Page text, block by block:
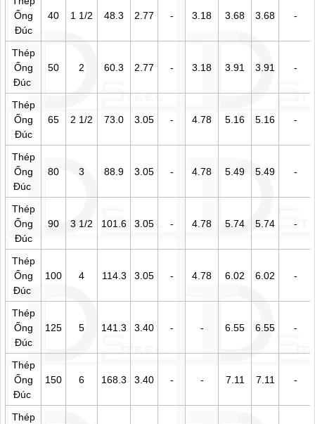
Ống
Đúc
40 1 1/2 48.3 2.77 - 3.18 3.68 3.68 -
Thép
Ống
Đúc
50 2 60.3 2.77 - 3.18 3.91 3.91 -
Thép
Ống
Đúc
65 2 1/2 73.0 3.05 - 4.78 5.16 5.16 -
Thép
Ống
Đúc
80 3 88.9 3.05 - 4.78 5.49 5.49 -
Thép
Ống
Đúc
90 3 1/2 101.6 3.05 - 4.78 5.74 5.74 -
Thép
Ống
Đúc
100 4 114.3 3.05 - 4.78 6.02 6.02 -
Thép
Ống
Đúc
125 5 141.3 3.40 - - 6.55 6.55 -
Thép
Ống
Đúc
150 6 168.3 3.40 - - 7.11 7.11 -
Thép